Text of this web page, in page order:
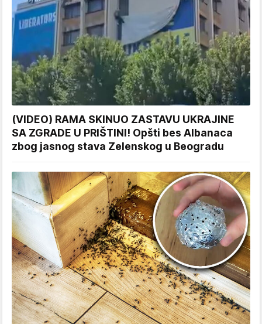
(VIDEO) RAMA SKINUO ZASTAVU UKRAJINE
SA ZGRADE U PRIŠTINI! Opšti bes Albanaca
zbog jasnog stava Zelenskog u Beogradu